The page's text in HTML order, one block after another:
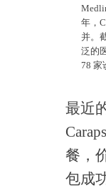
年，
并。
泛的
78 家
最近
餐，
包成